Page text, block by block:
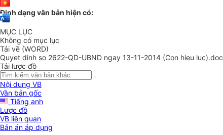
Định dạng văn bản hiện có:
MỤC LỤC
Không có mục lục
Tải về (WORD)
Quyet dinh so 2622-QD-UBND ngay 13-11-2014 (Con hieu luc).doc
Tải lược đồ
Nội dung VB
Văn bản gốc
Tiếng anh
Lược đồ
VB liên quan
Bản án áp dụng